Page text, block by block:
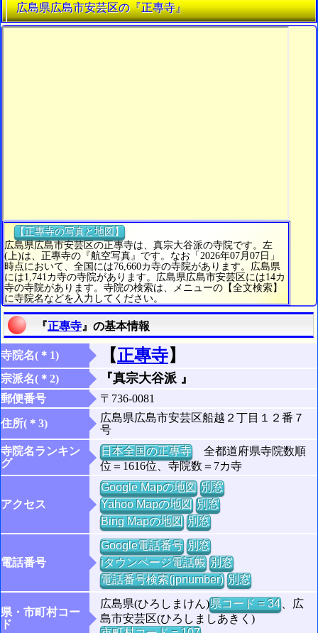
広島県広島市安芸区の『正專寺』
【正專寺の写真と地図】
広島県広島市安芸区の正專寺は、真宗大谷派の寺院です。左
(上)は、正專寺の『航空写真』です。なお「2026年07月07日」
時点において、全国には76,660カ寺の寺院があります。広島県
には1,741カ寺の寺院があります。広島県広島市安芸区には14カ
寺の寺院があります。寺院の検索は、メニューの【全文検索】
に寺院名などを入力してください。
『正專寺 』の基本情報
寺院名(＊1) 【正專寺】
宗派名(＊2) 『真宗大谷派 』
郵便番号 〒736-0081
住所(＊3)
広島県広島市安芸区船越２丁目１２番７
号
寺院名ランキン
グ
日本全国の正專寺全都道府県寺院数順
位＝1616位、寺院数＝7カ寺
アクセス
Google Mapの地図 別窓
Yahoo Mapの地図 別窓
Bing Mapの地図 別窓
電話番号
Google電話番号 別窓
iタウンページ電話帳 別窓
電話番号検索(jpnumber) 別窓
県・市町村コー
ド
広島県(ひろしまけん)県コード = 34、広
島市安芸区(ひろしましあきく)